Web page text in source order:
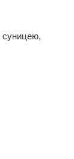
суницею,